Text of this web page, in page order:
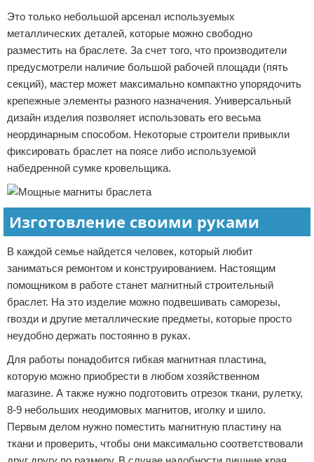
Это только небольшой арсенал используемых
металлических деталей, которые можно свободно
разместить на браслете. За счет того, что производители
предусмотрели наличие большой рабочей площади (пять
секций), мастер может максимально компактно упорядочить
крепежные элементы разного назначения. Универсальный
дизайн изделия позволяет использовать его весьма
неординарным способом. Некоторые строители привыкли
фиксировать браслет на поясе либо используемой
набедренной сумке кровельщика.
Изготовление своими руками
В каждой семье найдется человек, который любит
заниматься ремонтом и конструированием. Настоящим
помощником в работе станет магнитный строительный
браслет. На это изделие можно подвешивать саморезы,
гвозди и другие металлические предметы, которые просто
неудобно держать постоянно в руках.
Для работы понадобится гибкая магнитная пластина,
которую можно приобрести в любом хозяйственном
магазине. А также нужно подготовить отрезок ткани, рулетку,
8-9 небольших неодимовых магнитов, иголку и шило.
Первым делом нужно поместить магнитную пластину на
ткани и проверить, чтобы они максимально соответствовали